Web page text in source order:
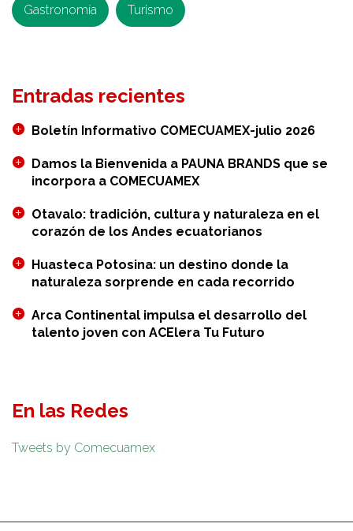
Ecuador
Gastronomía Turismo
Entradas recientes
Boletín Informativo COMECUAMEX-julio 2026
Damos la Bienvenida a PAUNA BRANDS que se
incorpora a COMECUAMEX
Otavalo: tradición, cultura y naturaleza en el
corazón de los Andes ecuatorianos
Huasteca Potosina: un destino donde la
naturaleza sorprende en cada recorrido
Arca Continental impulsa el desarrollo del
talento joven con ACElera Tu Futuro
En las Redes
Tweets by Comecuamex